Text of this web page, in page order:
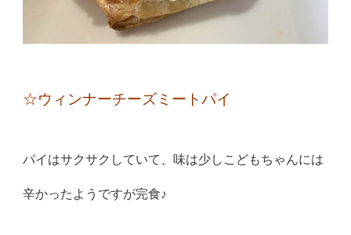
☆ウィンナーチーズミートパイ
パイはサクサクしていて、味は少しこどもちゃんには
辛かったようですが完食♪